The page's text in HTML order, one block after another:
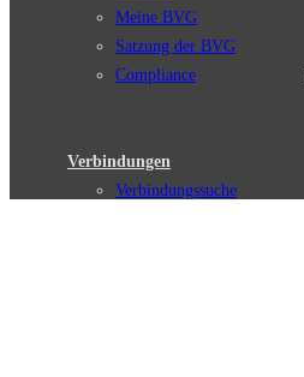
Meine BVG
Satzung der BVG
Compliance
Verbindungen
Verbindungssuche